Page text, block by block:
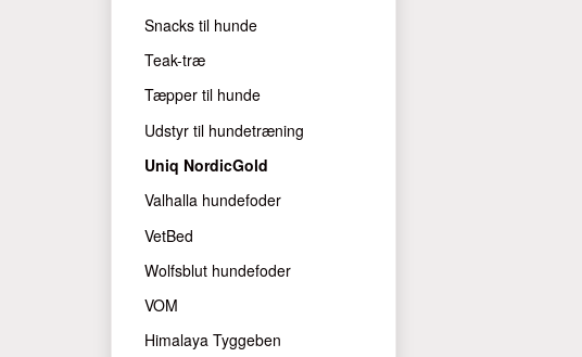
Snacks til hunde
Teak-træ
Tæpper til hunde
Udstyr til hundetræning
Uniq NordicGold
Valhalla hundefoder
VetBed
Wolfsblut hundefoder
VOM
Himalaya Tyggeben